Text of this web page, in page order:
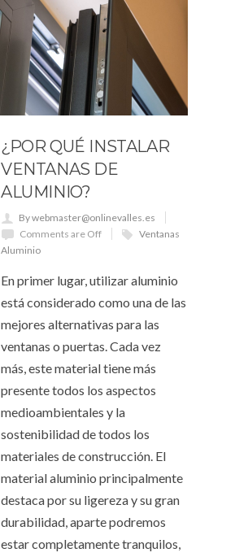
¿POR QUÉ INSTALAR
VENTANAS DE
ALUMINIO?
By webmaster@onlinevalles.es
Comments are Off
Ventanas
Aluminio
En primer lugar, utilizar aluminio
está considerado como una de las
mejores alternativas para las
ventanas o puertas. Cada vez
más, este material tiene más
presente todos los aspectos
medioambientales y la
sostenibilidad de todos los
materiales de construcción. El
material aluminio principalmente
destaca por su ligereza y su gran
durabilidad, aparte podremos
estar completamente tranquilos,